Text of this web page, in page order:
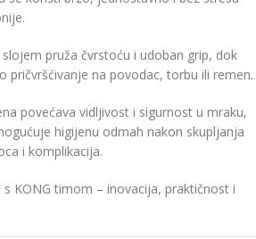
pruža čvrstoću i udoban grip, dok
pričvršćivanje na povodac, torbu ili remen.
povećava vidljivost i sigurnost u mraku,
higijenu odmah nakon skupljanja
i komplikacija.
KONG timom – inovacija, praktičnost i